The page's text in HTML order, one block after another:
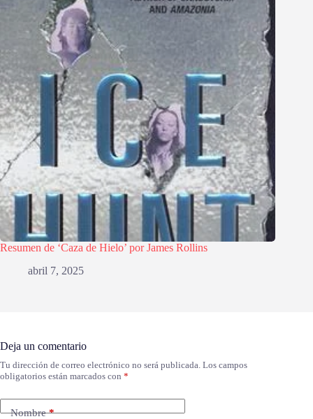
Resumen de ‘Caza de Hielo’ por James Rollins
abril 7, 2025
Deja un comentario
Tu dirección de correo electrónico no será publicada. Los campos
obligatorios están marcados con *
Nombre*